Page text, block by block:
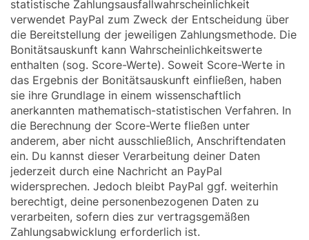
statistische Zahlungsausfallwahrscheinlichkeit
verwendet PayPal zum Zweck der Entscheidung über
die Bereitstellung der jeweiligen Zahlungsmethode. Die
Bonitätsauskunft kann Wahrscheinlichkeitswerte
enthalten (sog. Score-Werte). Soweit Score-Werte in
das Ergebnis der Bonitätsauskunft einfließen, haben
sie ihre Grundlage in einem wissenschaftlich
anerkannten mathematisch-statistischen Verfahren. In
die Berechnung der Score-Werte fließen unter
anderem, aber nicht ausschließlich, Anschriftendaten
ein. Du kannst dieser Verarbeitung deiner Daten
jederzeit durch eine Nachricht an PayPal
widersprechen. Jedoch bleibt PayPal ggf. weiterhin
berechtigt, deine personenbezogenen Daten zu
verarbeiten, sofern dies zur vertragsgemäßen
Zahlungsabwicklung erforderlich ist.